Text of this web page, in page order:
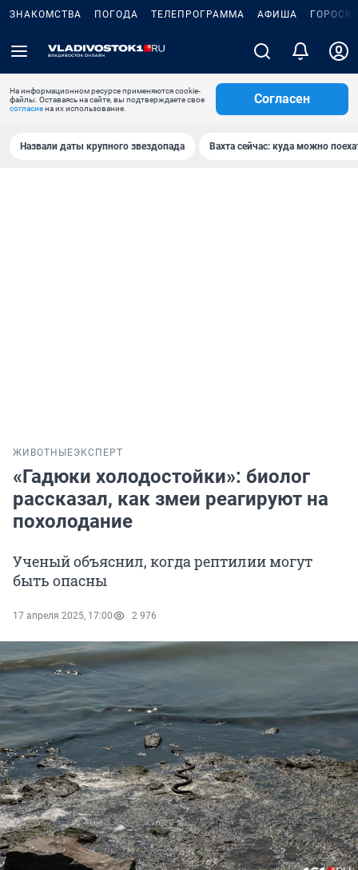
ЗНАКОМСТВА ПОГОДА ТЕЛЕПРОГРАММА АФИША
На информационном ресурсе применяются cookie-
файлы. Оставаясь на сайте, вы подтверждаете свое
согласиена их использование.
Согласен
Назвали даты крупного звездопада Вахта сейчас: куда можно
ЖИВОТНЫЕЭКСПЕРТ
«Гадюки холодостойки»: биолог
рассказал, как змеи реагируют на
похолодание
Ученый объяснил, когда рептилии могут
быть опасны
17 апреля 2025, 17:00 2 976